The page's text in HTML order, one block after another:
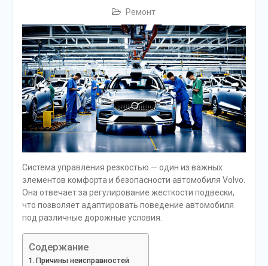
Ремонт
Система управления резкостью — один из важных
элементов комфорта и безопасности автомобиля Volvo.
Она отвечает за регулирование жесткости подвески,
что позволяет адаптировать поведение автомобиля
под различные дорожные условия.
Содержание
Причины неисправностей